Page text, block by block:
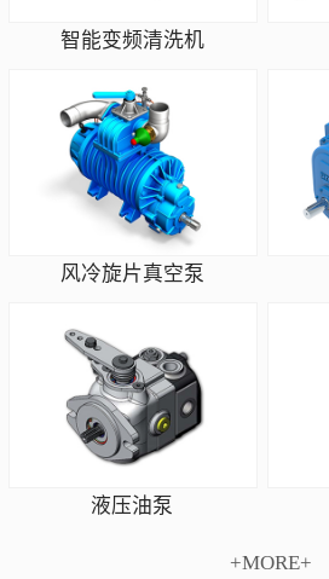
智能变频清洗机
风冷旋片真空泵
液压油泵
+MORE+